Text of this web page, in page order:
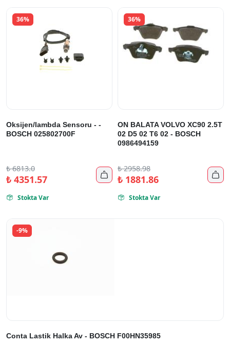
36%
Oksijen/lambda Sensoru - -
BOSCH 025802700F
₺6813.0
₺4351.57 
 Stokta Var
36%
ON BALATA VOLVO XC90 2.5T
02 D5 02 T6 02 - BOSCH
0986494159
₺2958.98
₺1881.86 
 Stokta Var
-9%
Conta Lastik Halka Av - BOSCH F00HN35985